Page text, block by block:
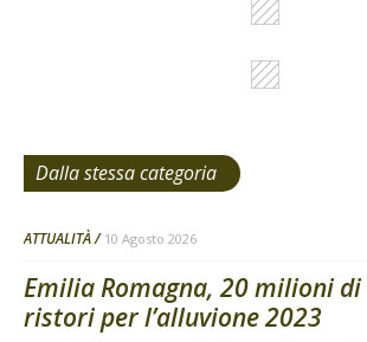
Dalla stessa categoria
ATTUALITÀ 10 Agosto 2026
Emilia Romagna, 20 milioni di
ristori per l’alluvione 2023